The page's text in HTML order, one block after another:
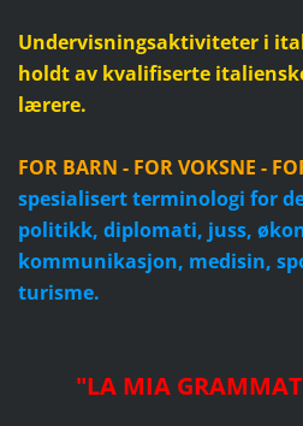
Undervisningsaktiviteter i
holdt av kvalifiserte
lærere.
FOR BARN - FOR VOKSNE -
spesialisert terminologi for
politikk, diplomati, juss,
kommunikasjon, medisin,
turisme.
"LA MIA